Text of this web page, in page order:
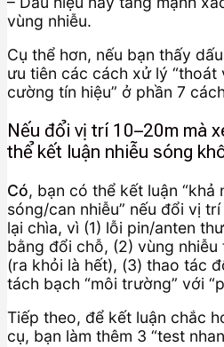
vùng nhiễu.
Cụ thể hơn, nếu bạn thấy
ưu tiên các cách xử lý “thoát
cường tín hiệu” ở phần 7
Nếu đổi vị trí 10–20m mà
thể kết luận nhiễu sóng
Có, bạn có thể kết luận “khả
sóng/can nhiễu” nếu đổi vị
lại chìa, vì (1) lỗi pin/anten
bằng đổi chỗ, (2) vùng
(ra khỏi là hết), (3) thao tác
tách bạch “môi trường” với
Tiếp theo, để kết luận chắc
cụ, bạn làm thêm 3 “test